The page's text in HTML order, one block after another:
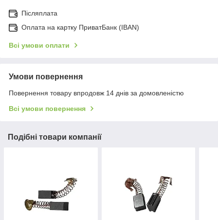
Післяплата
Оплата на картку ПриватБанк (IBAN)
Всі умови оплати
Умови повернення
Повернення товару впродовж 14 днів за домовленістю
Всі умови повернення
Подібні товари компанії